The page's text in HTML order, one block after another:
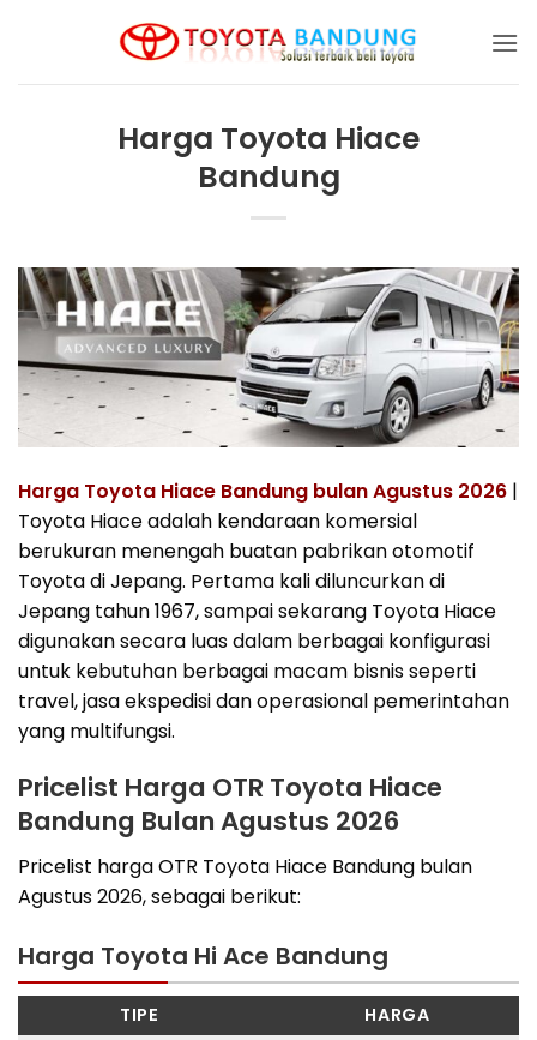
Harga Toyota Hiace
Bandung
Harga Toyota Hiace Bandung bulan Agustus 2026 |
Toyota Hiace adalah kendaraan komersial
berukuran menengah buatan pabrikan otomotif
Toyota di Jepang. Pertama kali diluncurkan di
Jepang tahun 1967, sampai sekarang Toyota Hiace
digunakan secara luas dalam berbagai konfigurasi
untuk kebutuhan berbagai macam bisnis seperti
travel, jasa ekspedisi dan operasional pemerintahan
yang multifungsi.
Pricelist Harga OTR Toyota Hiace
Bandung Bulan Agustus 2026
Pricelist harga OTR Toyota Hiace Bandung bulan
Agustus 2026, sebagai berikut:
Harga Toyota Hi Ace Bandung
TIPE
HARGA